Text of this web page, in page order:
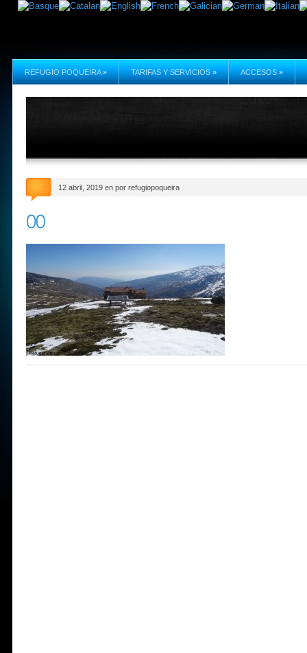
REFUGIO POQUEIRA » TARIFAS Y SERVICIOS » ACCESOS »
12 abril, 2019 en por refugiopoqueira